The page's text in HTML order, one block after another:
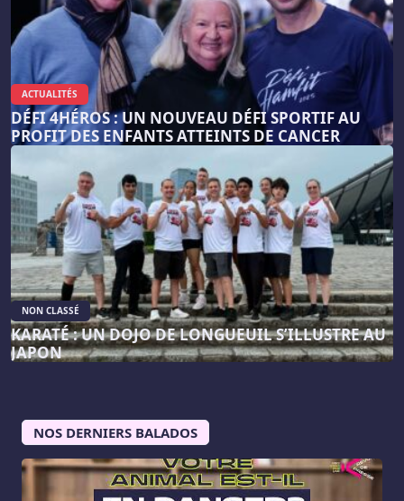
ACTUALITÉS
DÉFI 4HÉROS : UN NOUVEAU DÉFI SPORTIF AU
PROFIT DES ENFANTS ATTEINTS DE CANCER
NON CLASSÉ
KARATÉ : UN DOJO DE LONGUEUIL S’ILLUSTRE AU
JAPON
NOS DERNIERS BALADOS